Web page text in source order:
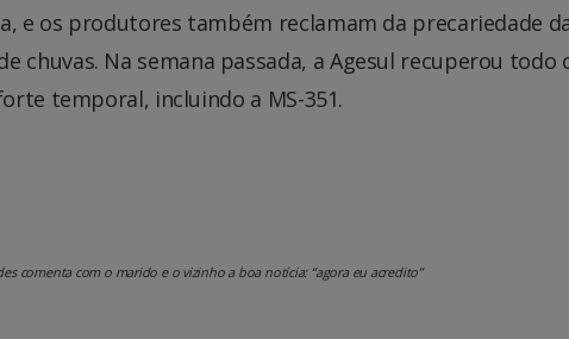
e os produtores também reclamam da precariedade
chuvas. Na semana passada, a Agesul recuperou todo
temporal, incluindo a MS-351.
comenta com o marido e o vizinho a boa notícia: “agora eu acredito”